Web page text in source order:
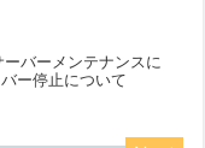
ーバーメンテナンスに
ー停止について